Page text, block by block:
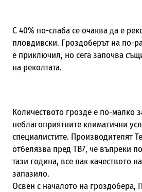
С 40% по-слаба се очаква да е
пловдивски. Гроздоберът на по-
е приключил, но сега започва
на реколтата.
Количеството грозде е по-малко
неблагоприятните климатични
специалистите. Производителят
отбелязва пред ТВ7, че въпреки
тази година, все пак качеството
запазило.
Освен с началото на гроздобера,